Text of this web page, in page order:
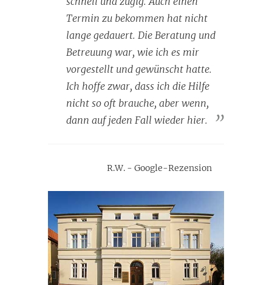
Termin zu bekommen hat nicht
lange gedauert. Die Beratung und
Betreuung war, wie ich es mir
vorgestellt und gewünscht hatte.
Ich hoffe zwar, dass ich die Hilfe
nicht so oft brauche, aber wenn,
dann auf jeden Fall wieder hier.
R.W. - Google-Rezension